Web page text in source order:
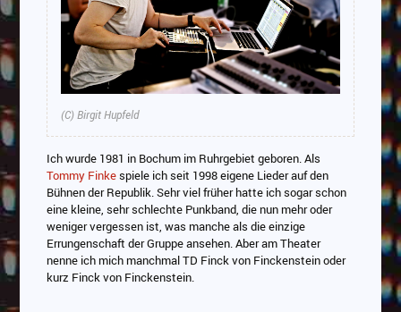
(C) Birgit Hupfeld
Ich wurde 1981 in Bochum im Ruhrgebiet geboren. Als
Tommy Finkespiele ich seit 1998 eigene Lieder auf den
Bühnen der Republik. Sehr viel früher hatte ich sogar schon
eine kleine, sehr schlechte Punkband, die nun mehr oder
weniger vergessen ist, was manche als die einzige
Errungenschaft der Gruppe ansehen. Aber am Theater
nenne ich mich manchmal TD Finck von Finckenstein oder
kurz Finck von Finckenstein.